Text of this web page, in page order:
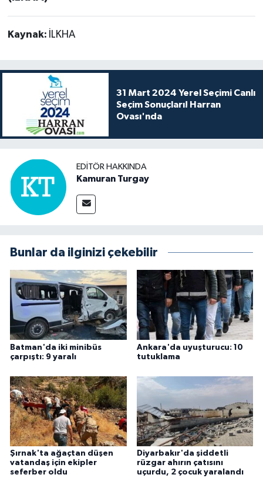
Kaynak: İLKHA
31 Mart 2024 Yerel Seçimi Canlı
Seçim Sonuçları! Harran
Ovası'nda
EDITÖR HAKKINDA
Kamuran Turgay
Bunlar da ilginizi çekebilir
Batman'da iki minibüs
çarpıştı: 9 yaralı
Ankara'da uyuşturucu: 10
tutuklama
Şırnak'ta ağaçtan düşen
vatandaş için ekipler
seferber oldu
Diyarbakır'da şiddetli
rüzgar ahırın çatısını
uçurdu, 2 çocuk yaralandı